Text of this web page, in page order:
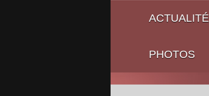
ACTUALITÉ
PHOTOS